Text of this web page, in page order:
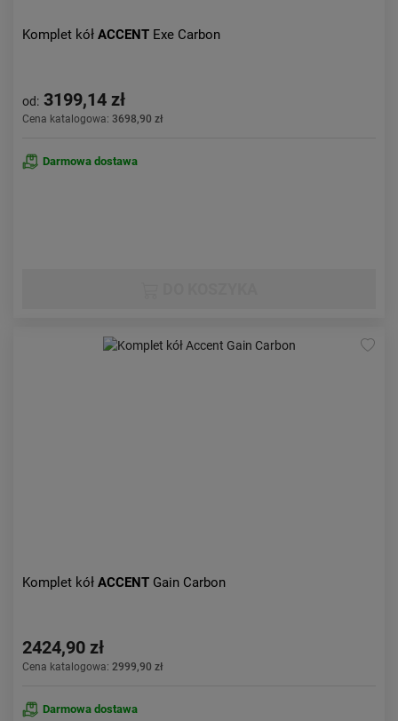
Komplet kół ACCENT Exe Carbon
od: 3199,14 zł
Cena katalogowa: 3698,90 zł
Darmowa dostawa
Komplet kół ACCENT Gain Carbon
2424,90 zł
Cena katalogowa: 2999,90 zł
Darmowa dostawa